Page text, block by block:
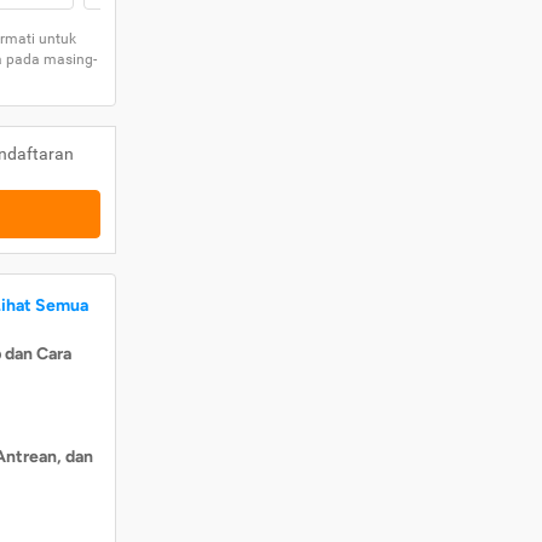
untuk
pada masing-
Semua
Cara
dan